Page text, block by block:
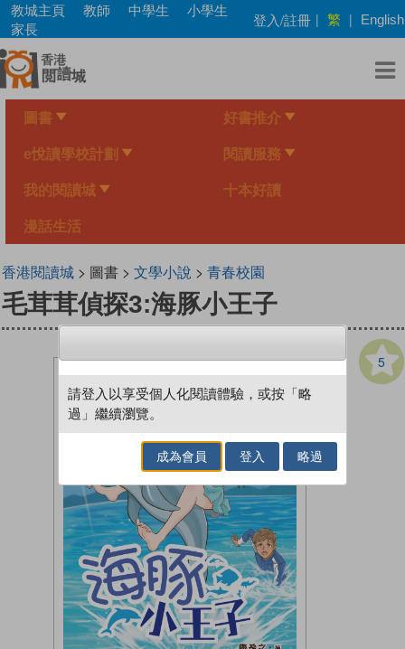
Skip
main
content
教城主頁 教師 中學生
小學生
家長
登入/註冊 | 繁 | English
圖書 好書推介
e悅讀學校計劃 閱讀服務
我的閱讀城 十本好讀
漫話生活
香港閱讀城> 圖書 > 文學小說 > 青春校園
毛茸茸偵探3:海豚小王子
5
請登入以享受個人化閱讀體驗，或按「略
過」繼續瀏覽。
成為會員 登入 略過